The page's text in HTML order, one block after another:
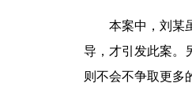
本案中，刘某
导，才引发此案。
则不会不争取更多